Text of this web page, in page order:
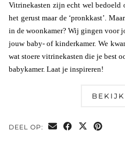
Vitrinekasten zijn echt wel
het gerust maar de ‘pronkkast’.
in de woonkamer? Wij gingen voor
jouw baby- of kinderkamer. We
wat stoere vitrinekasten die je best
babykamer. Laat je inspireren!
DEEL OP: